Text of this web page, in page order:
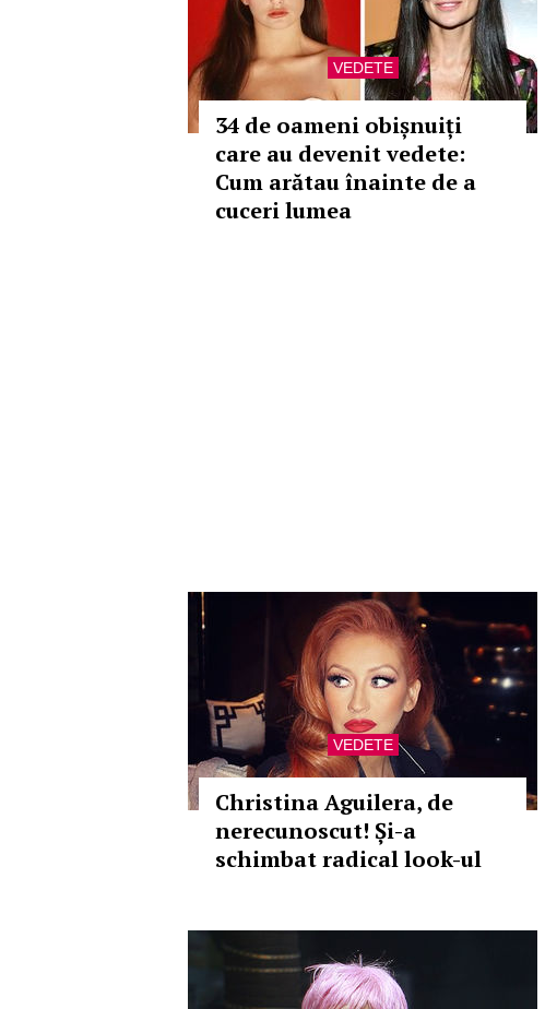
VEDETE
34 de oameni obișnuiți
care au devenit vedete:
Cum arătau înainte de a
cuceri lumea
VEDETE
Christina Aguilera, de
nerecunoscut! Și-a
schimbat radical look-ul